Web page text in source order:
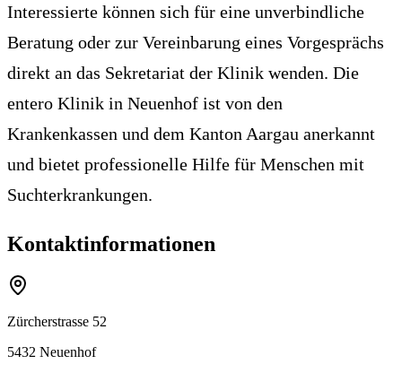
Interessierte können sich für eine unverbindliche
Beratung oder zur Vereinbarung eines Vorgesprächs
direkt an das Sekretariat der Klinik wenden. Die
entero Klinik in Neuenhof ist von den
Krankenkassen und dem Kanton Aargau anerkannt
und bietet professionelle Hilfe für Menschen mit
Suchterkrankungen.
Kontaktinformationen
Zürcherstrasse 52
5432 Neuenhof